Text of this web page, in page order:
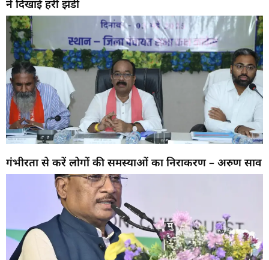
ने दिखाई हरी झंडी
गंभीरता से करें लोगों की समस्याओं का निराकरण – अरुण साव